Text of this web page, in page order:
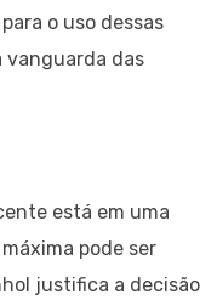
o uso dessas
vanguarda das
está em uma
pode ser
justifica a decisão